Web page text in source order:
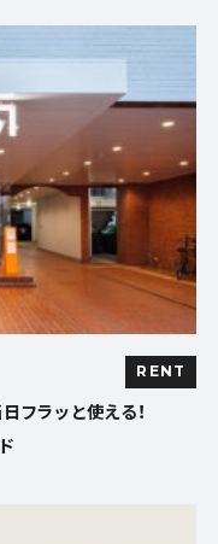
RENT
フラッと使える！